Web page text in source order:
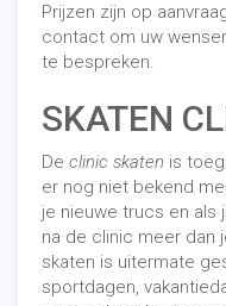
Prijzen zijn op
contact om uw
te bespreken.
SKATEN
De clinic skaten is
er nog niet bekend
je nieuwe trucs en als
na de clinic meer dan
skaten is uitermate
sportdagen,